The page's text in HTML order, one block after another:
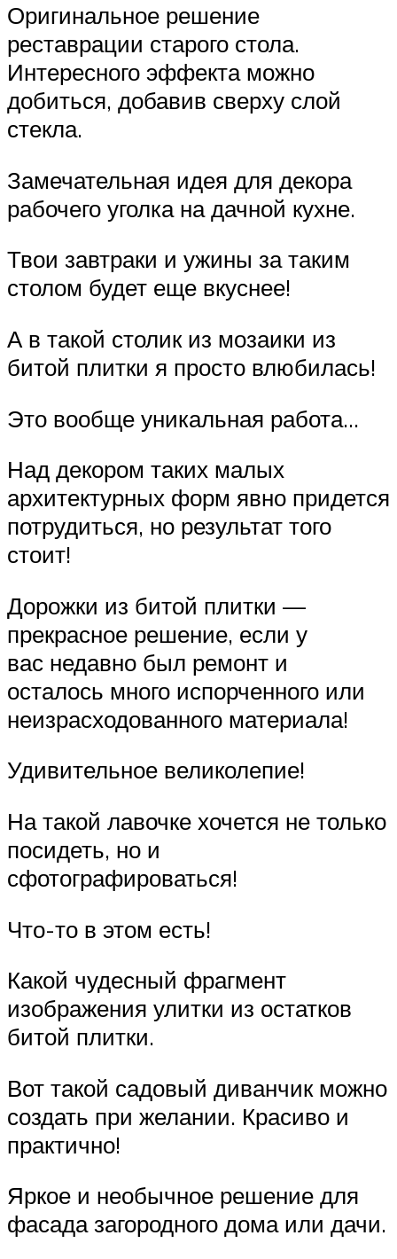
Оригинальное решение
реставрации старого стола.
Интересного эффекта можно
добиться, добавив сверху слой
стекла.
Замечательная идея для декора
рабочего уголка на дачной кухне.
Твои завтраки и ужины за таким
столом будет еще вкуснее!
А в такой столик из мозаики из
битой плитки я просто влюбилась!
Это вообще уникальная работа…
Над декором таких малых
архитектурных форм явно придется
потрудиться, но результат того
стоит!
Дорожки из битой плитки —
прекрасное решение, если у
вас недавно был ремонт и
осталось много испорченного или
неизрасходованного материала!
Удивительное великолепие!
На такой лавочке хочется не только
посидеть, но и
сфотографироваться!
Что-то в этом есть!
Какой чудесный фрагмент
изображения улитки из остатков
битой плитки.
Вот такой садовый диванчик можно
создать при желании. Красиво и
практично!
Яркое и необычное решение для
фасада загородного дома или дачи.